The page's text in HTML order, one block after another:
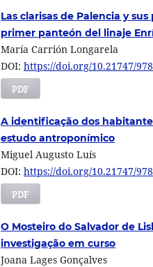
Las clarisas de Palencia y
primer panteón del linaje
María Carrión Longarela
DOI: https://doi.org/10.21747/
PDF
A identificação dos
estudo antroponímico
Miguel Augusto Luís
DOI: https://doi.org/10.21747/
PDF
O Mosteiro do Salvador de
investigação em curso
Joana Lages Gonçalves